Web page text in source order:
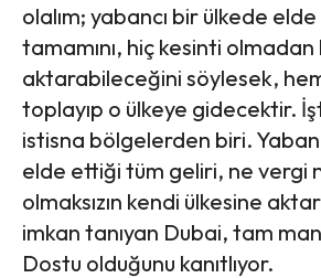
olalım; yabancı bir ülkede
tamamını, hiç kesinti
aktarabileceğini söylesek,
toplayıp o ülkeye gidecektir.
istisna bölgelerden biri.
elde ettiği tüm geliri, ne vergi
olmaksızın kendi ülkesine
imkan tanıyan Dubai, tam
Dostu olduğunu kanıtlıyor.